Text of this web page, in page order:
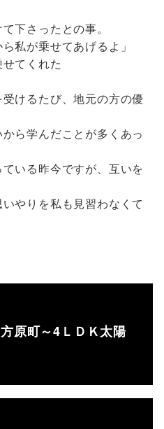
下さったとの事。
私が乗せてあげるよ」
てくれた
けるたび、地元の方の優
ら学んだことが多くあっ
いる昨今ですが、互いを
やりを私も見習わなくて
原町～4ＬＤＫ太陽